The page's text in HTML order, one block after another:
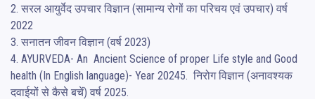
2. सरल आयुर्वेद उपचार विज्ञान (सामान्य रोगों का परिचय एवं उपचार) वर्ष
2022
3. सनातन जीवन विज्ञान (वर्ष 2023)
4. AYURVEDA- An  Ancient Science of proper Life style and Good
health (In English language)- Year 20245.  निरोग विज्ञान (अनावश्यक
दवाईयों से कैसे बचें) वर्ष 2025.